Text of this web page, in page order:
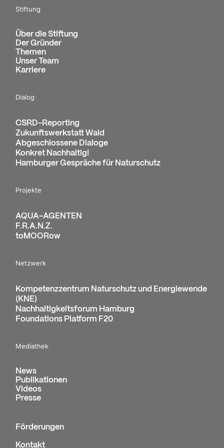
Referat Landschaftspflege für die weitere Betreuung der
Stiftung
Über die Stiftung
Der Gründer
Themen
Unser Team
Karriere
Dialog
CSRD-Reporting
Zukunftswerkstatt Wald
Abgeschlossene Dialoge
Konkret Nachhaltig!
Hamburger Gespräche für Naturschutz
Projekte
AQUA-AGENTEN
F.R.A.N.Z.
toMOORow
Netzwerk
Kompetenzzentrum Naturschutz und Energiewende
(KNE)
Nachhaltigkeitsforum Hamburg
Foundations Platform F20
Mediathek
News
Publikationen
Videos
Presse
Förderungen
Kontakt